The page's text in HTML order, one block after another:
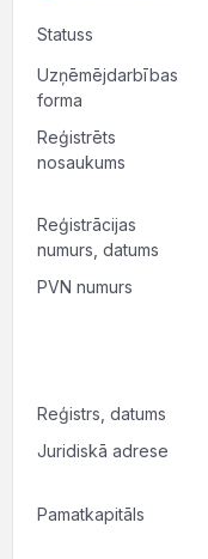
Statuss
Uzņēmējdarbības
forma
Reģistrēts
nosaukums
Reģistrācijas
numurs, datums
PVN numurs
Reģistrs, datums
Juridiskā adrese
Pamatkapitāls